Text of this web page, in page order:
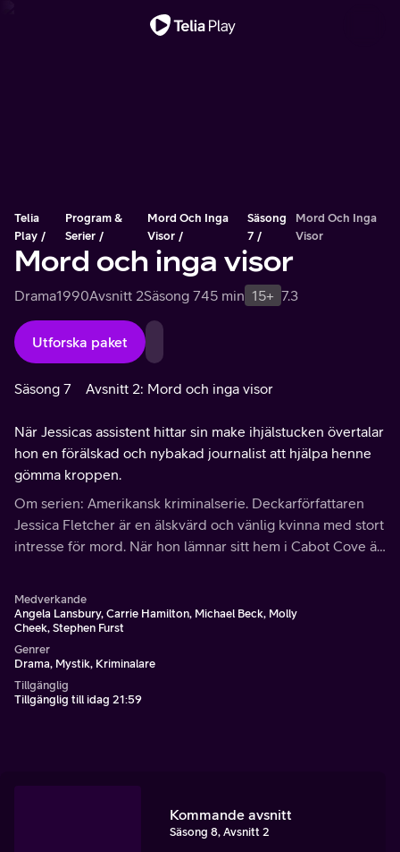
Telia
Play
Program &
Serier
Mord Och Inga
Visor
Säsong
7
Mord Och Inga
Visor
Mord och inga visor
Drama1990Avsnitt 2Säsong 745 min 15+ 7.3
Utforska paket
Säsong 7 Avsnitt 2: Mord och inga visor
När Jessicas assistent hittar sin make ihjälstucken övertalar
hon en förälskad och nybakad journalist att hjälpa henne
gömma kroppen.
Om serien: Amerikansk kriminalserie. Deckarförfattaren
Jessica Fletcher är en älskvärd och vänlig kvinna med stort
intresse för mord. När hon lämnar sitt hem i Cabot Cove är
Medverkande
Angela Lansbury, Carrie Hamilton, Michael Beck, Molly
Cheek, Stephen Furst
Genrer
Drama, Mystik, Kriminalare
Tillgänglig
Tillgänglig till idag 21:59
Kommande avsnitt
Säsong 8, Avsnitt 2